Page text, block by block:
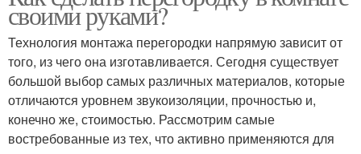
своими руками?
Технология монтажа перегородки напрямую зависит от
того, из чего она изготавливается. Сегодня существует
большой выбор самых различных материалов, которые
отличаются уровнем звукоизоляции, прочностью и,
конечно же, стоимостью. Рассмотрим самые
востребованные из тех, что активно применяются для